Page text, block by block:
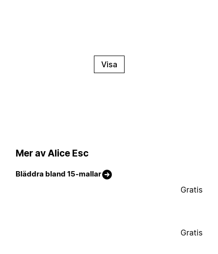
Visa
Mer av Alice Esc
Bläddra bland 15-mallar
Gratis
Gratis